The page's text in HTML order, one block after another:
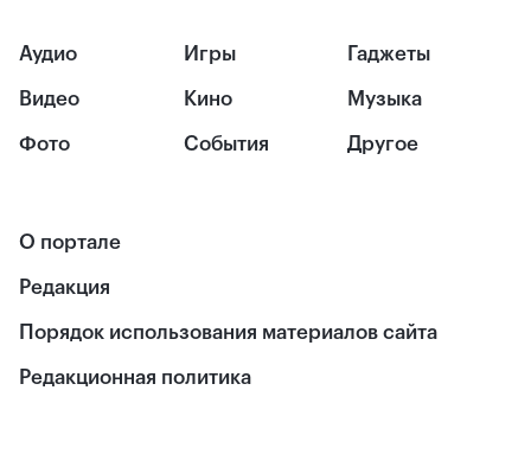
Аудио
Видео
Фото
Игры
Кино
События
Гаджеты
Музыка
Другое
О портале
Редакция
Порядок использования материалов сайта
Редакционная политика